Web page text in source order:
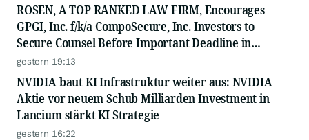
Deadline in Securities Class Action - MSFT
ROSEN, A TOP RANKED LAW FIRM, Encourages
GPGI, Inc. f/k/a CompoSecure, Inc. Investors to
Secure Counsel Before Important Deadline in
Securities Class Action - GPGI, CMPO
gestern 19:13
NVIDIA baut KI Infrastruktur weiter aus: NVIDIA
Aktie vor neuem Schub Milliarden Investment in
Lancium stärkt KI Strategie
gestern 16:22